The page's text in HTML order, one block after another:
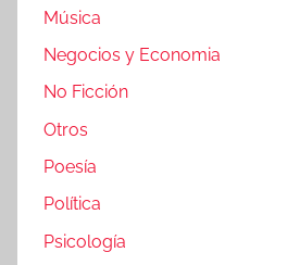
Música
Negocios y Economia
No Ficción
Otros
Poesía
Política
Psicología